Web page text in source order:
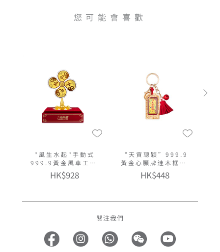
您可能會喜歡
"風生水起"手動式
999.9黃金風車工藝
品
HK$928
“天資聰穎”999.9
黃金心願牌連木框及
匙扣
HK$448
關注我們